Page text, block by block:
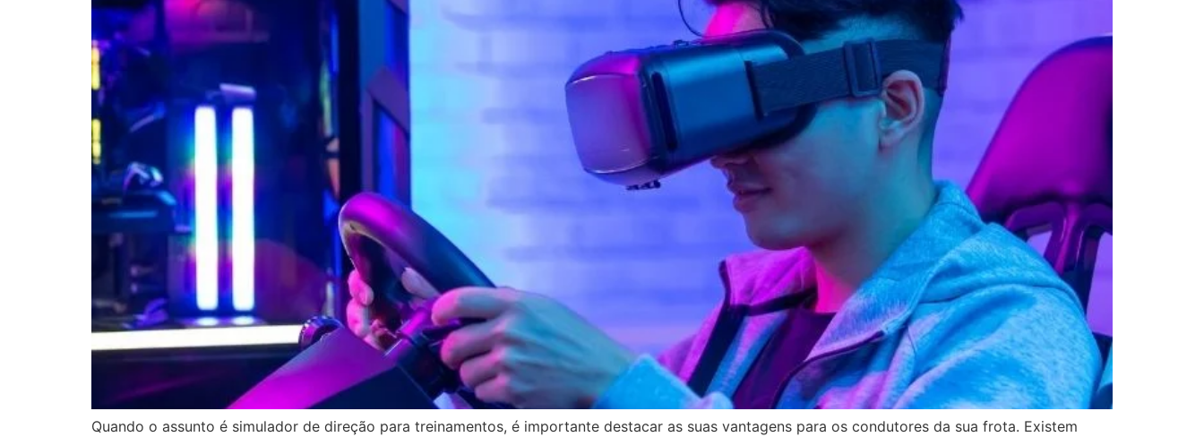
Quando o assunto é simulador de direção para treinamentos, é importante destacar as suas vantagens para os condutores da sua frota. Existem